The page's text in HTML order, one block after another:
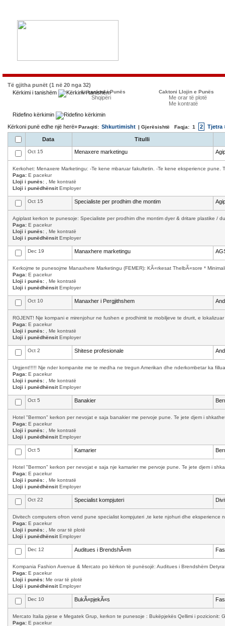
Të gjitha punët (1 në 20 nga 32)
Kërkimi i tanishëm
Lokacioni i Punës
Shqipëri
Caktoni Llojin e Punës
Me orar të plotë
Me kontratë
Ridefino kërkimin
Kërkoni punë edhe një herë»Paraqiti: Shkurtimisht | Gjerësishtë Faqja: 1 2 Tjetra
Data Titulli
Oct 15 Menaxere marketingu
Kerkohet: Menaxere Marketingu: -Te kene mbaruar fakultetin. -Te kene eksperience
Paga: E pacekur
Lloji i punës: , Me kontratë
Lloji i punëdhënsitEmployer
Oct 15 Specialiste per prodhim dhe montim
Agiplast kerkon te punesoje: Specialiste per prodhim dhe montim dyer & dritare plastike /
Paga: E pacekur
Lloji i punës: , Me kontratë
Lloji i punëdhënsitEmployer
Dec 19 Manaxhere marketingu
Kerkojme te punesojme Manaxhere Marketingu (FEMER): KÃ«rkesat ThelbÃ«sore *
Paga: E pacekur
Lloji i punës: , Me kontratë
Lloji i punëdhënsitEmployer
Oct 10 Manaxher i Pergjithshem
RGJENT! Nje kompani e mirenjohur ne fushen e prodhimit te mobiljeve te drurit, e
Paga: E pacekur
Lloji i punës: , Me kontratë
Lloji i punëdhënsitEmployer
Oct 2 Shitese profesionale
Urgjent!!!!! Nje nder kompanite me te medha ne tregun Amerikan dhe nderkombetar ka
Paga: E pacekur
Lloji i punës: , Me kontratë
Lloji i punëdhënsitEmployer
Oct 5 Banakier
Hotel "Bermon" kerkon per nevojat e saja banakier me pervoje pune. Te jete djem i
Paga: E pacekur
Lloji i punës: , Me kontratë
Lloji i punëdhënsitEmployer
Oct 5 Kamarier
Hotel "Bermon" kerkon per nevojat e saja nje kamarier me pervoje pune. Te jete djem i
Paga: E pacekur
Lloji i punës: , Me kontratë
Lloji i punëdhënsitEmployer
Oct 22 Specialist kompjuteri
Divitech computers ofron vend pune specialist kompjuteri ,te kete njohuri dhe eksperience
Paga: E pacekur
Lloji i punës: , Me orar të plotë
Lloji i punëdhënsitEmployer
Dec 12 Auditues i BrendshÃ«m
Kompania Fashion Avenue & Mercato po kërkon të punësojë: Auditues i Brendshëm
Paga: E pacekur
Lloji i punës: Me orar të plotë
Lloji i punëdhënsitEmployer
Dec 10 BukÃ«pjekÃ«s
Mercato Italia pjese e Megatek Grup, kerkon te punesoje : Bukëpjekës Qellimi i pozicionit:
Paga: E pacekur